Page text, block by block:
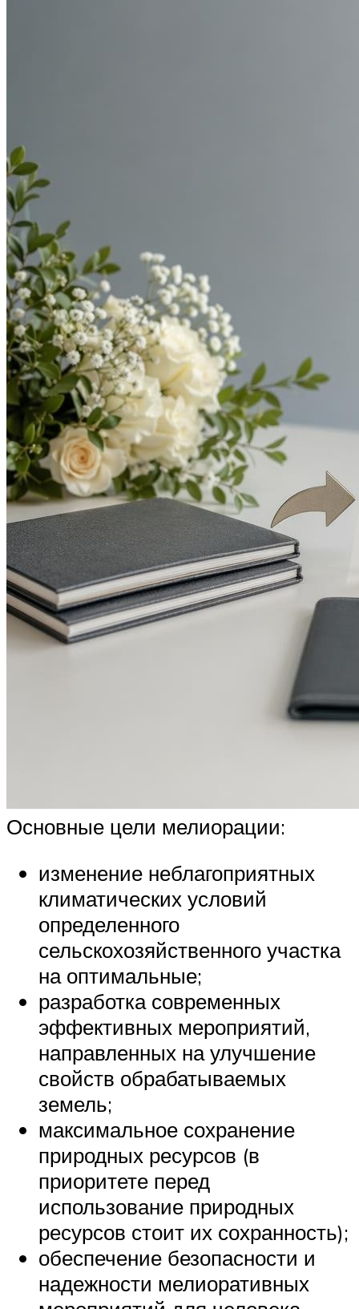
Основные цели мелиорации:
изменение неблагоприятных
климатических условий
определенного
сельскохозяйственного участка
на оптимальные;
разработка современных
эффективных мероприятий,
направленных на улучшение
свойств обрабатываемых
земель;
максимальное сохранение
природных ресурсов (в
приоритете перед
использование природных
ресурсов стоит их сохранность);
обеспечение безопасности и
надежности мелиоративных